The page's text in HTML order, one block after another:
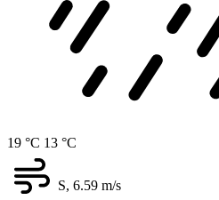
19 °C 13 °C
S, 6.59 m/s